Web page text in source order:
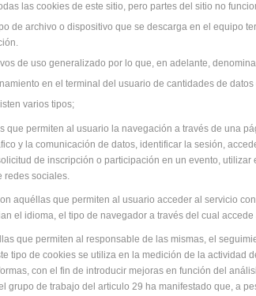
las cookies de este sitio, pero partes del sitio no
de archivo o dispositivo que se descarga en el equipo
de uso generalizado por lo que, en adelante,
en el terminal del usuario de cantidades de
varios tipos;
que permiten al usuario la navegación a través de una
y la comunicación de datos, identificar la sesión,
de inscripción o participación en un evento,
redes sociales.
aquéllas que permiten al usuario acceder al servicio
el idioma, el tipo de navegador a través del cual
que permiten al responsable de las mismas, el
tipo de cookies se utiliza en la medición de la
con el fin de introducir mejoras en función del
grupo de trabajo del articulo 29 ha manifestado que, a